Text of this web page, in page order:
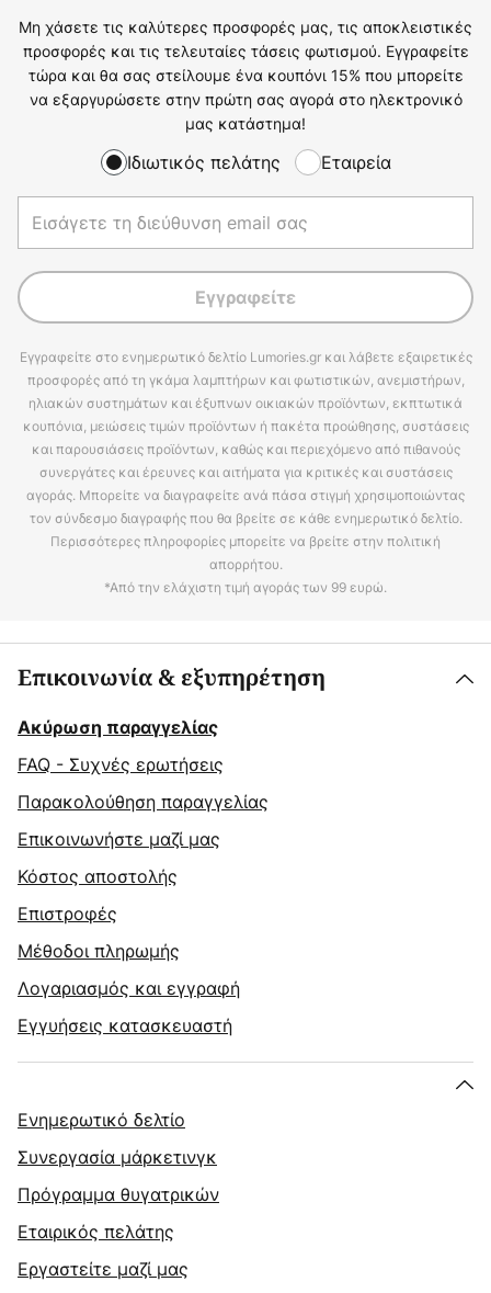
Μη χάσετε τις καλύτερες προσφορές μας, τις αποκλειστικές
προσφορές και τις τελευταίες τάσεις φωτισμού. Εγγραφείτε
τώρα και θα σας στείλουμε ένα κουπόνι 15% που μπορείτε
να εξαργυρώσετε στην πρώτη σας αγορά στο ηλεκτρονικό
μας κατάστημα!
Ιδιωτικός πελάτης Εταιρεία
Εγγραφείτε
Εγγραφείτε στο ενημερωτικό δελτίο Lumories.gr και λάβετε εξαιρετικές
προσφορές από τη γκάμα λαμπτήρων και φωτιστικών, ανεμιστήρων,
ηλιακών συστημάτων και έξυπνων οικιακών προϊόντων, εκπτωτικά
κουπόνια, μειώσεις τιμών προϊόντων ή πακέτα προώθησης, συστάσεις
και παρουσιάσεις προϊόντων, καθώς και περιεχόμενο από πιθανούς
συνεργάτες και έρευνες και αιτήματα για κριτικές και συστάσεις
αγοράς. Μπορείτε να διαγραφείτε ανά πάσα στιγμή χρησιμοποιώντας
τον σύνδεσμο διαγραφής που θα βρείτε σε κάθε ενημερωτικό δελτίο.
Περισσότερες πληροφορίες μπορείτε να βρείτε στην πολιτική
απορρήτου.
*Από την ελάχιστη τιμή αγοράς των 99 ευρώ.
Επικοινωνία & εξυπηρέτηση
Ακύρωση παραγγελίας
FAQ - Συχνές ερωτήσεις
Παρακολούθηση παραγγελίας
Επικοινωνήστε μαζί μας
Κόστος αποστολής
Επιστροφές
Μέθοδοι πληρωμής
Λογαριασμός και εγγραφή
Εγγυήσεις κατασκευαστή
Ενημερωτικό δελτίο
Συνεργασία μάρκετινγκ
Πρόγραμμα θυγατρικών
Εταιρικός πελάτης
Εργαστείτε μαζί μας